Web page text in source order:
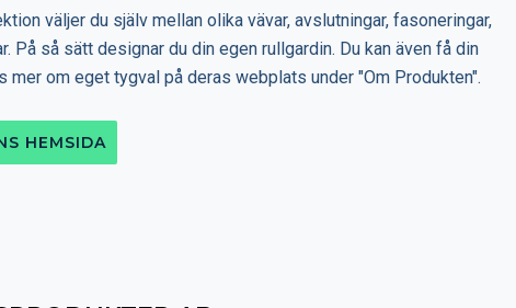
väljer du själv mellan olika vävar, avslutningar, fasoneringar,
På så sätt designar du din egen rullgardin. Du kan även få din
mer om eget tygval på deras webplats under "Om Produkten".
HEMSIDA